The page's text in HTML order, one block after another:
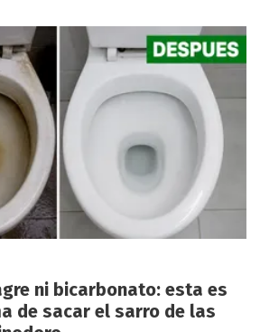
ni bicarbonato: esta es
de sacar el sarro de las